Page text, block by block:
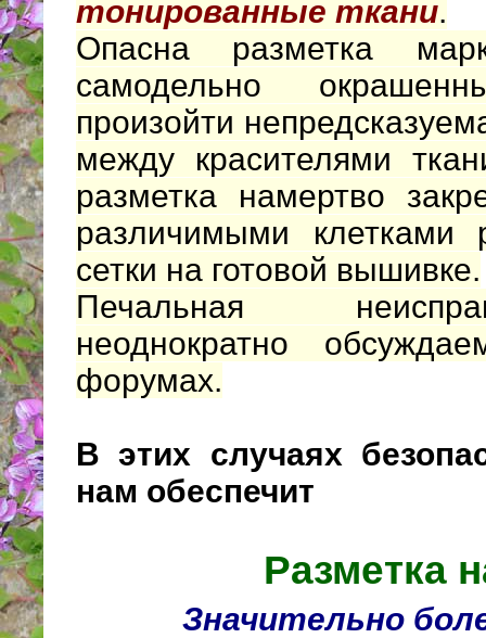
тонированные ткани.
Опасна разметка
самодельно
произойти
между красителями
разметка намертво
различимыми клетками
сетки на готовой вышивке.
Печальная
неоднократно
форумах.
В этих случаях
нам обеспечит
Разметка
Значительно